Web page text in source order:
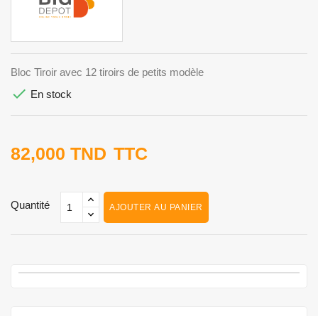
Bloc Tiroir avec 12 tiroirs de petits modèle
 En stock
82,000 TND TTC
Quantité AJOUTER AU PANIER